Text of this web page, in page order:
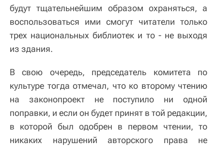
будут тщательнейшим образом охраняться, а
воспользоваться ими смогут читатели только
трех национальных библиотек и то - не выходя
из здания.
В свою очередь, председатель комитета по
культуре тогда отмечал, что ко второму чтению
на законопроект не поступило ни одной
поправки, и если он будет принят в той редакции,
в которой был одобрен в первом чтении, то
никаких нарушений авторского права не